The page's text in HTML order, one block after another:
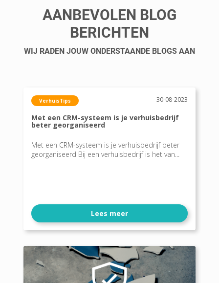
AANBEVOLEN BLOG
BERICHTEN
WIJ RADEN JOUW ONDERSTAANDE BLOGS AAN
VerhuisTips 30-08-2023
Met een CRM-systeem is je verhuisbedrijf
beter georganiseerd
Met een CRM-systeem is je verhuisbedrijf beter
georganiseerd Bij een verhuisbedrijf is het van...
Lees meer